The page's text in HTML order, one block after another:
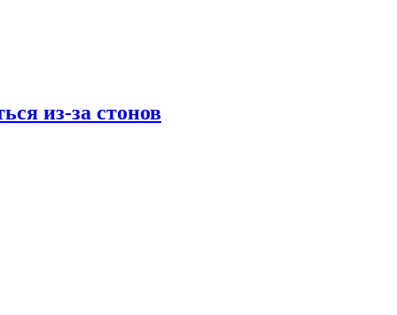
из-за стонов